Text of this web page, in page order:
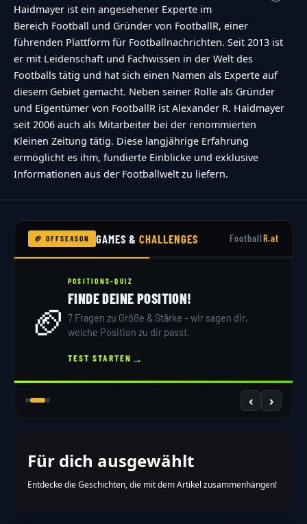
Haidmayer ist ein angesehener Experte im
Bereich Football und Gründer von FootballR, einer
führenden Plattform für Footballnachrichten. Seit 2013 ist
er mit Leidenschaft und Fachwissen in der Welt des
Footballs tätig und hat sich einen Namen als Experte auf
diesem Gebiet gemacht. Neben seiner Rolle als Gründer
und Eigentümer von FootballR ist Alexander R. Haidmayer
seit 2006 auch als Mitarbeiter bei der renommierten
Kleinen Zeitung tätig. Diese langjährige Erfahrung
ermöglicht es ihm, fundierte Einblicke und exklusive
Informationen aus der Footballwelt zu liefern.
🏈 OFFSEASON GAMES &CHALLENGES FootballR.at
🏈
POSITIONS-QUIZ
FINDE DEINE POSITION!
7 Fragen zu Größe & Stärke – wir sagen dir,
welche Position zu dir passt.
TEST STARTEN →
‹ ›
Für dich ausgewählt
Entdecke die Geschichten, die mit dem Artikel zusammenhängen!